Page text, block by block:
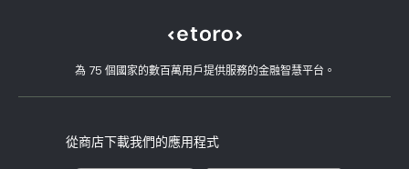
為 75 個國家的數百萬用戶提供服務的金融智慧平台。
從商店下載我們的應用程式
用戶端漏洞
我們的辦事處
風險揭露
關鍵資訊文件
投資保險